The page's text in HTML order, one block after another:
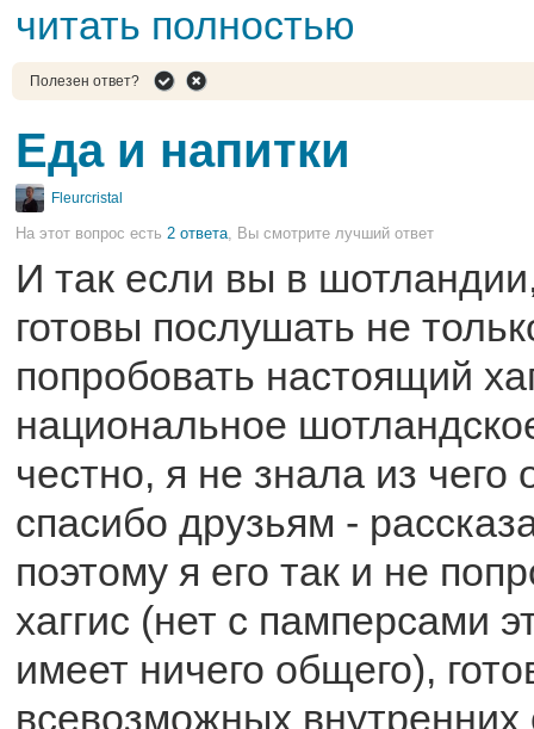
читать полностью
Полезен ответ?
Еда и напитки
Fleurcristal
На этот вопрос есть 2 ответа , Вы смотрите лучший ответ
И так если вы в
готовы послушать не
попробовать настоящий
национальное
честно, я не знала из чего
спасибо друзьям -
поэтому я его так и не
хаггис (нет с памперсами
имеет ничего общего),
всевозможных внутренних